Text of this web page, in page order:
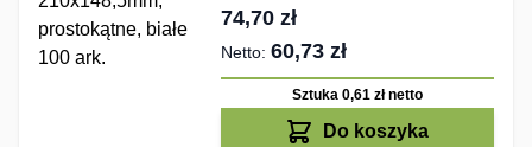
74,70 zł
60,73 zł
Sztuka 0,61 złnetto
Do koszyka